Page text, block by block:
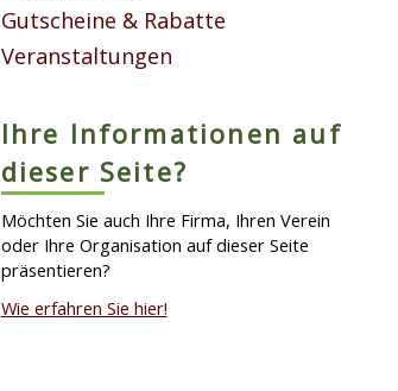
Gutscheine & Rabatte
Veranstaltungen
Ihre Informationen auf
dieser Seite?
Möchten Sie auch Ihre Firma, Ihren Verein
oder Ihre Organisation auf dieser Seite
präsentieren?
Wie erfahren Sie hier!